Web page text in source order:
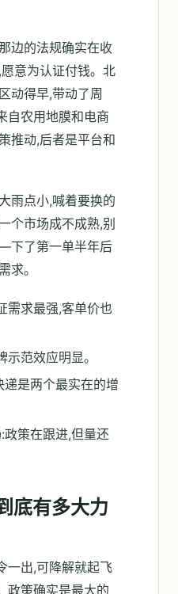
边的法规确实在收
意为认证付钱。北
动得早,带动了周
自农用地膜和电商
推动,后者是平台和
雨点小,喊着要换的
个市场成不成熟,别
下了第一单半年后
求。
需求最强,客单价也
范效应明显。
递是两个最实在的增
策在跟进,但量还
底有多大力
一出,可降解就起飞
政策确实是最大的